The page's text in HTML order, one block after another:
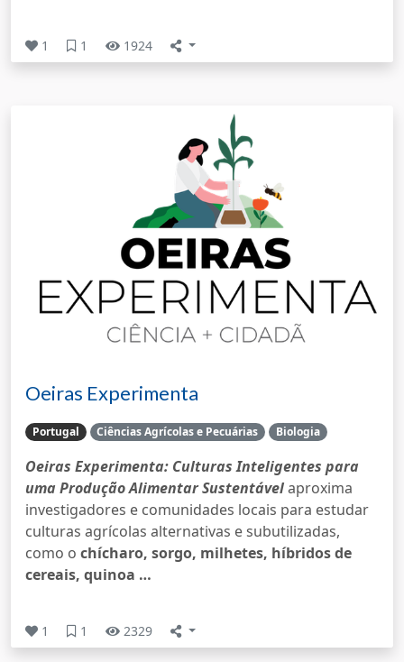
1 1 1924
Oeiras Experimenta
Portugal Ciências Agrícolas e Pecuárias Biologia
Oeiras Experimenta: Culturas Inteligentes para
uma Produção Alimentar Sustentávelaproxima
investigadores e comunidades locais para estudar
culturas agrícolas alternativas e subutilizadas,
como o chícharo, sorgo, milhetes, híbridos de
cereais, quinoa …
1 1 2329